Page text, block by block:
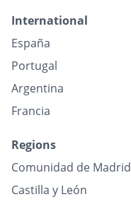
International
España
Portugal
Argentina
Francia
Regions
Comunidad de Madrid
Castilla y León